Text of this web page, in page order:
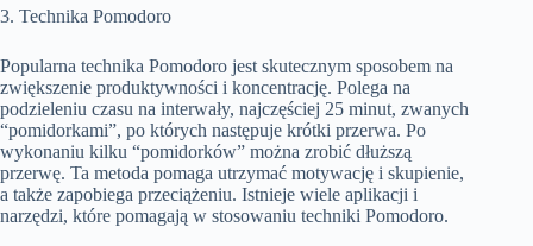
3. Technika Pomodoro
Popularna technika Pomodoro jest skutecznym sposobem na
zwiększenie produktywności i koncentrację. Polega na
podzieleniu czasu na interwały, najczęściej 25 minut, zwanych
“pomidorkami”, po których następuje krótki przerwa. Po
wykonaniu kilku “pomidorków” można zrobić dłuższą
przerwę. Ta metoda pomaga utrzymać motywację i skupienie,
a także zapobiega przeciążeniu. Istnieje wiele aplikacji i
narzędzi, które pomagają w stosowaniu techniki Pomodoro.